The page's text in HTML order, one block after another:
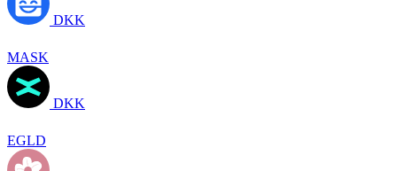
DKK
MASK
DKK
EGLD